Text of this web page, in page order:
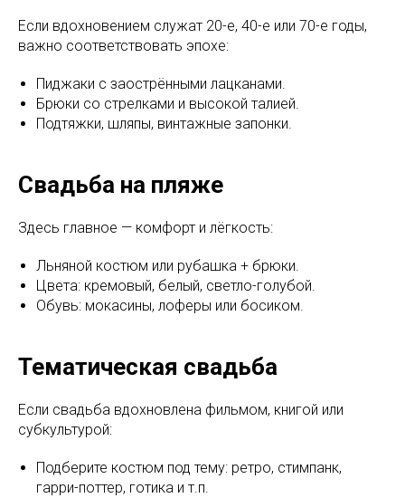
Если вдохновением служат 20-е, 40-е или 70-е годы,
важно соответствовать эпохе:
Пиджаки с заострёнными лацканами.
Брюки со стрелками и высокой талией.
Подтяжки, шляпы, винтажные запонки.
Свадьба на пляже
Здесь главное — комфорт и лёгкость:
Льняной костюм или рубашка + брюки.
Цвета: кремовый, белый, светло-голубой.
Обувь: мокасины, лоферы или босиком.
Тематическая свадьба
Если свадьба вдохновлена фильмом, книгой или
субкультурой:
Подберите костюм под тему: ретро, стимпанк,
гарри-поттер, готика и т.п.